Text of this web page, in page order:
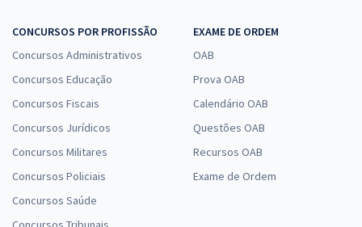
CONCURSOS POR PROFISSÃO
Concursos Administrativos
Concursos Educação
Concursos Fiscais
Concursos Jurídicos
Concursos Militares
Concursos Policiais
Concursos Saúde
EXAME DE ORDEM
OAB
Prova OAB
Calendário OAB
Questões OAB
Recursos OAB
Exame de Ordem